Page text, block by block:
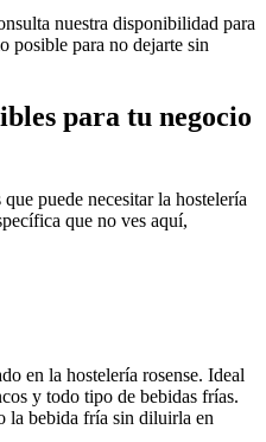
nuestra disponibilidad para
posible para no dejarte sin
para tu negocio
puede necesitar la hostelería
que no ves aquí,
en la hostelería rosense. Ideal
y todo tipo de bebidas frías.
la bebida fría sin diluirla en